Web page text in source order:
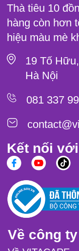
Thà tiêu 10
hàng còn hơn
hiệu màu mè
19 Tố
Hà Nội
081 337
Kết nối
Về công ty